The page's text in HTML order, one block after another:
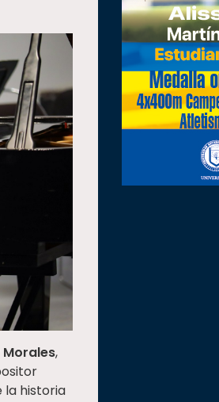
Morales,
la historia